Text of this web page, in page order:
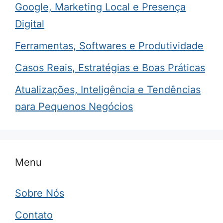
Google, Marketing Local e Presença
Digital
Ferramentas, Softwares e Produtividade
Casos Reais, Estratégias e Boas Práticas
Atualizações, Inteligência e Tendências
para Pequenos Negócios
Menu
Sobre Nós
Contato